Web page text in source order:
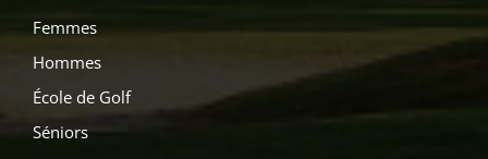
Femmes
Hommes
École de Golf
Séniors